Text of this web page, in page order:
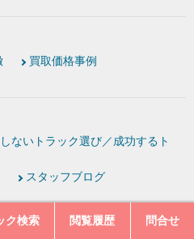
ク検索 閲覧履歴 問合せ
買取価格事例
ないトラック選び／成功するト
スタッフブログ